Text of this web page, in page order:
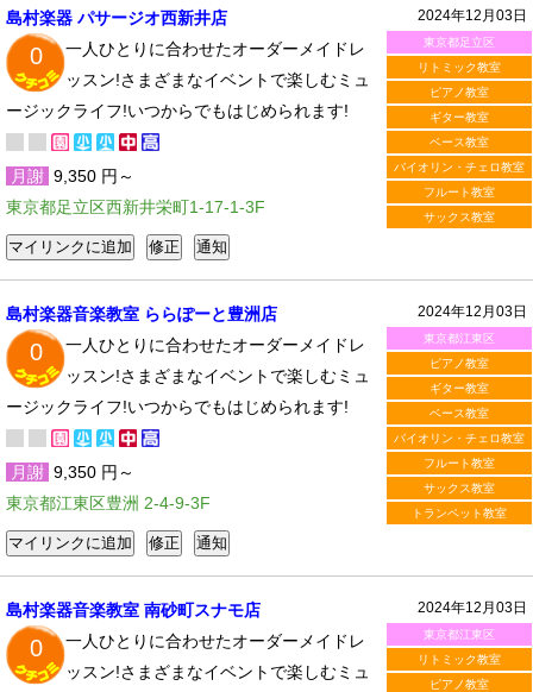
2024年12月03日
東京都足立区
リトミック教室
ピアノ教室
ギター教室
ベース教室
バイオリン・チェロ教室
フルート教室
サックス教室
島村楽器 パサージオ西新井店
0
一人ひとりに合わせたオーダーメイドレ
ッスン!さまざまなイベントで楽しむミュ
ージックライフ!いつからでもはじめられます!
月謝 9,350 円～
東京都足立区西新井栄町1-17-1-3F
2024年12月03日
東京都江東区
ピアノ教室
ギター教室
ベース教室
バイオリン・チェロ教室
フルート教室
サックス教室
トランペット教室
島村楽器音楽教室 ららぽーと豊洲店
0
一人ひとりに合わせたオーダーメイドレ
ッスン!さまざまなイベントで楽しむミュ
ージックライフ!いつからでもはじめられます!
月謝 9,350 円～
東京都江東区豊洲 2-4-9-3F
2024年12月03日
東京都江東区
リトミック教室
ピアノ教室
島村楽器音楽教室 南砂町スナモ店
0
一人ひとりに合わせたオーダーメイドレ
ッスン!さまざまなイベントで楽しむミュ